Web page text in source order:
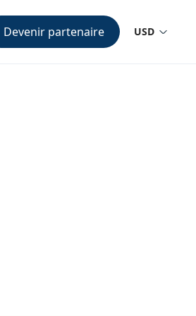
Devenir partenaire USD